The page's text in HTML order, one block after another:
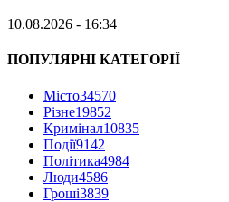
10.08.2026 - 16:34
ПОПУЛЯРНІ КАТЕГОРІЇ
Місто34570
Різне19852
Кримінал10835
Події9142
Політика4984
Люди4586
Гроші3839